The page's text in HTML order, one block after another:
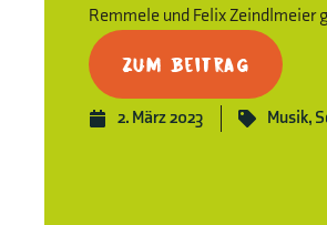
Remmele und Felix Zeindlmeier
Zum Beitrag
2. März 2023 Musik,